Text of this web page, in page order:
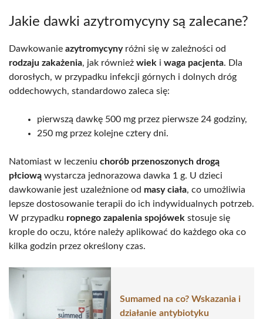
Jakie dawki azytromycyny są zalecane?
Dawkowanie azytromycynyróżni się w zależności od
rodzaju zakażenia, jak również wiek i waga pacjenta. Dla
dorosłych, w przypadku infekcji górnych i dolnych dróg
oddechowych, standardowo zaleca się:
pierwszą dawkę 500 mg przez pierwsze 24 godziny,
250 mg przez kolejne cztery dni.
Natomiast w leczeniu chorób przenoszonych drogą
płciową wystarcza jednorazowa dawka 1 g. U dzieci
dawkowanie jest uzależnione od masy ciała, co umożliwia
lepsze dostosowanie terapii do ich indywidualnych potrzeb.
W przypadku ropnego zapalenia spojówek stosuje się
krople do oczu, które należy aplikować do każdego oka co
kilka godzin przez określony czas.
Sumamed na co? Wskazania i
działanie antybiotyku